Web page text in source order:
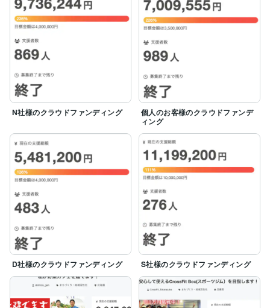
N社様のクラウドファンディング
個人のお客様のクラウドファンデ
ィング
D社様のクラウドファンディング S社様のクラウドファンディング